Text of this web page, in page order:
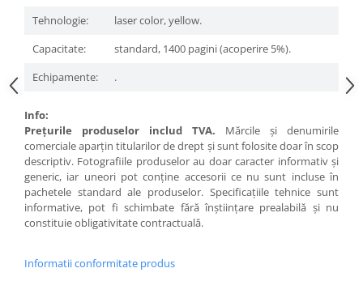
Tehnologie:
laser color, yellow.
Capacitate:
standard, 1400 pagini (acoperire 5%).
Echipamente:
.
Info:
Preţurile produselor includ TVA. Mărcile şi denumirile
comerciale aparţin titularilor de drept şi sunt folosite doar în scop
descriptiv. Fotografiile produselor au doar caracter informativ şi
generic, iar uneori pot conţine accesorii ce nu sunt incluse în
pachetele standard ale produselor. Specificaţiile tehnice sunt
informative, pot fi schimbate fără înştiinţare prealabilă şi nu
constituie obligativitate contractuală.
Informatii conformitate produs